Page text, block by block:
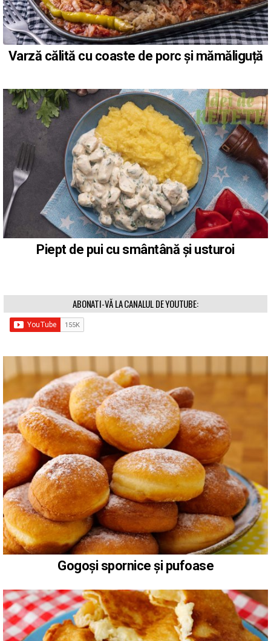
Varză călită cu coaste de porc și mămăliguță
Piept de pui cu smântână și usturoi
ABONATI-VĂ LA CANALUL DE YOUTUBE:
Gogoși spornice și pufoase